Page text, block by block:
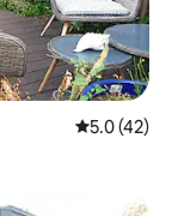
レビュー42
5.0 (42)